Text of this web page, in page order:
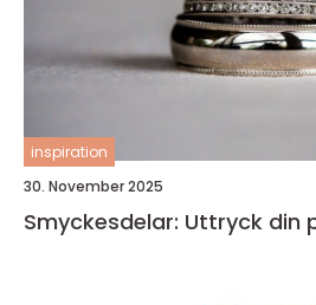
inspiration
30. November 2025
Smyckesdelar: Uttryck din